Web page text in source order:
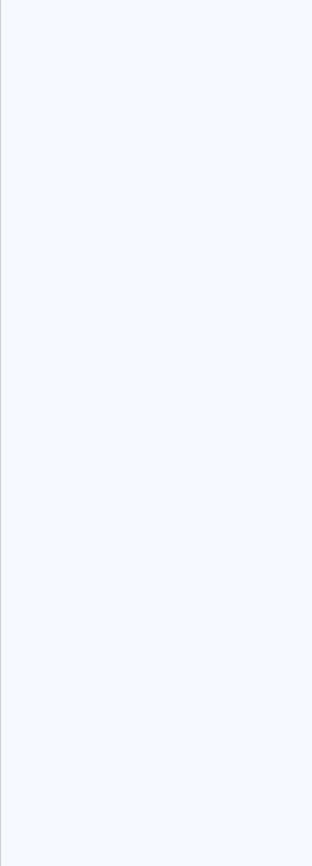
валюту на 8,9 млрд рублей с